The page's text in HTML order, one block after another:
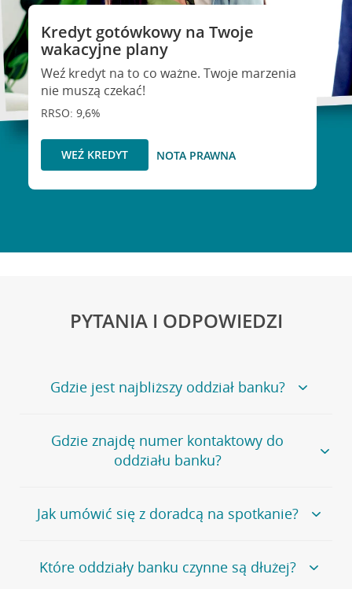
Kredyt gotówkowy na Twoje
wakacyjne plany
Weź kredyt na to co ważne. Twoje marzenia
nie muszą czekać!
RRSO: 9,6%
WEŹ KREDYT NOTA PRAWNA
PYTANIA I ODPOWIEDZI
Gdzie jest najbliższy oddział banku?
Jeśli szukasz oddziału naszego banku, zapraszamy na
stronęPlacówki i bankomaty, na której znajduje się
wygodna wyszukiwarka.
oddziałów
Gdzie znajdę numer kontaktowy do
oddziału banku?
Bank Credit Agricole nie udostępnia ogólnego numeru
telefonu do placówki bankowej.
umówienia się z doradcą w placówce bankowej .
Jak umówić się z doradcą na spotkanie?
Jeśli jesteś już naszym
klientemmożeszsamodzielnieumówić się na spotkanie z
Które oddziały banku czynne są dłużej?